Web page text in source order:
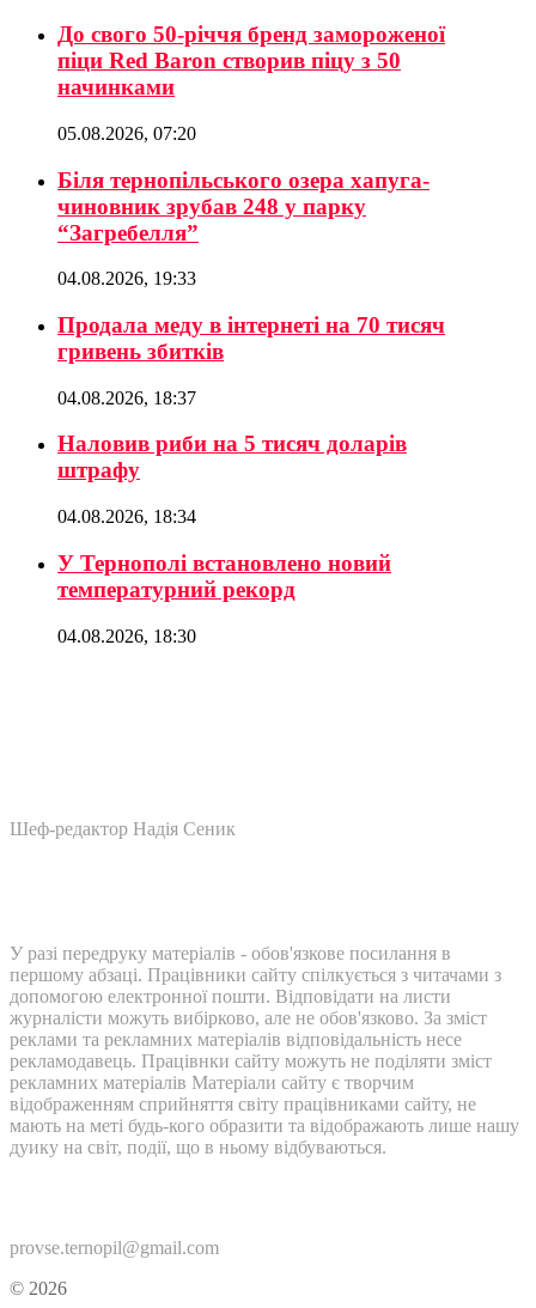
До свого 50-річчя бренд замороженої
піци Red Baron створив піцу з 50
начинками
05.08.2026, 07:20
Біля тернопільського озера хапуга-
чиновник зрубав 248 у парку
“Загребелля”
04.08.2026, 19:33
Продала меду в інтернеті на 70 тисяч
гривень збитків
04.08.2026, 18:37
Наловив риби на 5 тисяч доларів
штрафу
04.08.2026, 18:34
У Тернополі встановлено новий
температурний рекорд
04.08.2026, 18:30
Шеф-редактор Надія Сеник
У разі передруку матеріалів - обов'язкове посилання в
першому абзаці. Працівники сайту спілкується з читачами з
допомогою електронної пошти. Відповідати на листи
журналісти можуть вибірково, але не обов'язково. За зміст
реклами та рекламних матеріалів відповідальність несе
рекламодавець. Працівнки сайту можуть не поділяти зміст
рекламних матеріалів Матеріали сайту є творчим
відображенням сприйняття світу працівниками сайту, не
мають на меті будь-кого образити та відображають лише нашу
дуику на світ, події, що в ньому відбуваються.
provse.ternopil@gmail.com
© 2026